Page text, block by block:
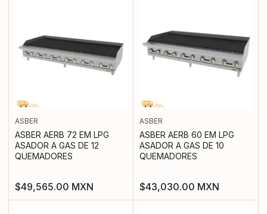
o
r
:
ASBER
ASBER AERB 72 EM LPG
ASADOR A GAS DE 12
QUEMADORES
Precio
regular
$49,565.00 MXN
ASBER
ASBER AERB 60 EM LPG
ASADOR A GAS DE 10
QUEMADORES
Precio
regular
$43,030.00 MXN